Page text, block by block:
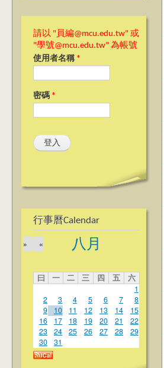
請以 "員編@mcu.edu.tw" 或
"學號@mcu.edu.tw" 為帳號
使用者名稱 *
密碼 *
行事曆Calendar
八月
«
»
曰 一 二 三 四 五
六
1
2
3 4 5 6 7
8
9
10 11 12 13 14
15
16
17 18 19 20 21
22
23
24 25 26 27 28
29
30
31